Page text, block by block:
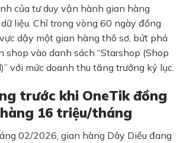
của tư duy vận hành gian hàng
liệu. Chỉ trong vòng 60 ngày đồng
dậy một gian hàng thô sơ, bứt phá
shop vào danh sách “Starshop (Shop
với mức doanh thu tăng trưởng kỷ lục.
trước khi OneTik đồng
16 triệu/tháng
02/2026, gian hàng Dây Diều đang